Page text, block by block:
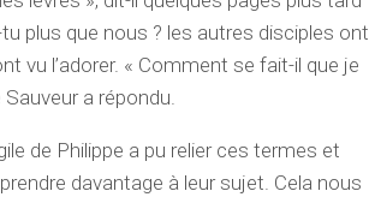
plus que nous ? les autres disciples ont
vu l’adorer. « Comment se fait-il que je
Sauveur a répondu.
de Philippe a pu relier ces termes et
davantage à leur sujet. Cela nous